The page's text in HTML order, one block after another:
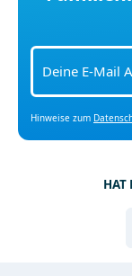
Hinweise zum
HAT